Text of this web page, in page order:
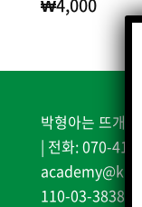
박형아는 뜨개
| 전화: 070-
110-03-38385|